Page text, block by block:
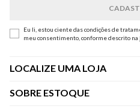
Eu li, estou ciente das condições de
meu consentimento, conforme descrito na
LOCALIZE UMA LOJA
SOBRE ESTOQUE